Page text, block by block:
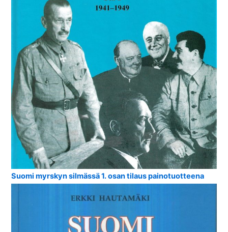
Suomi myrskyn silmässä 1. osan tilaus painotuotteena